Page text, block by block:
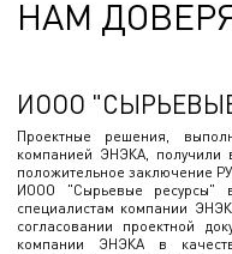
НАМ
ИООО
Проектные решения,
компанией ЭНЭКА, получили
положительное заключение
ИООО "Сырьевые ресурсы"
специалистам компании
согласовании проектной
компании ЭНЭКА в